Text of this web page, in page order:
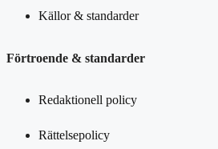
Källor & standarder
Förtroende & standarder
Redaktionell policy
Rättelsepolicy